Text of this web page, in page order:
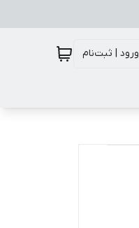
ورود | ثبت‌نام